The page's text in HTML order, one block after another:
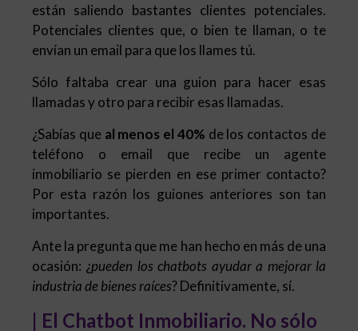
están saliendo bastantes clientes potenciales.
Potenciales clientes que, o bien te llaman, o te
envían un email para que los llames tú.
Sólo faltaba crear una guion para hacer esas
llamadas y otro para recibir esas llamadas.
¿Sabías que al menos el 40% de los contactos de
teléfono o email que recibe un agente
inmobiliario se pierden en ese primer contacto?
Por esta razón los guiones anteriores son tan
importantes.
Ante la pregunta que me han hecho en más de una
ocasión: ¿pueden los chatbots ayudar a mejorar la
industria de bienes raíces? Definitivamente, sí.
| El Chatbot Inmobiliario. No sólo